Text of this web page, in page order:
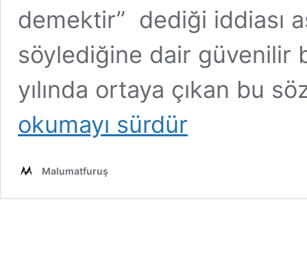
demektir” dediği iddiası
söylediğine dair güvenilir
yılında ortaya çıkan bu
okumayı sürdür
Malumatfuruş